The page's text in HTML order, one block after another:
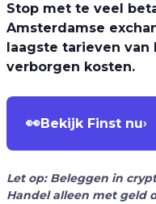
Stop met te veel
Amsterdamse
laagste tarieven van
verborgen kosten.
👀Bekijk Finst nu›
Let op: Beleggen in
Handel alleen met geld